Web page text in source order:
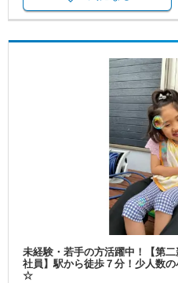
未経験・若手の方活躍中！【第
社員】駅から徒歩７分！少人数
☆